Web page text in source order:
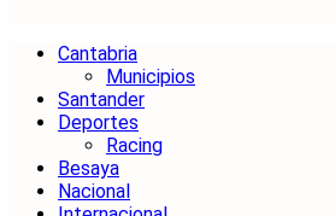
Cantabria
Municipios
Santander
Deportes
Racing
Besaya
Nacional